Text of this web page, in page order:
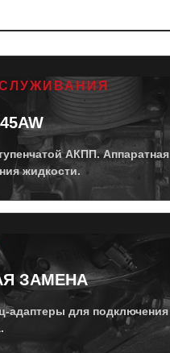
АКПП.
жидкости.
ЗАМЕНА
адаптеры для